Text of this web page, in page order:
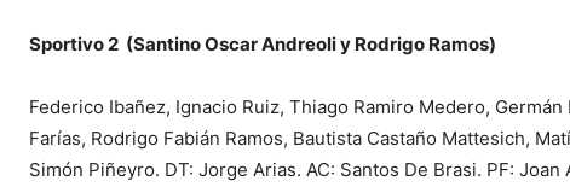
Sportivo 2 (Santino Oscar Andreoli y Rodrigo Ramos)
Federico Ibañez, Ignacio Ruiz, Thiago Ramiro Medero,
Farías, Rodrigo Fabián Ramos, Bautista Castaño Mattesich,
Simón Piñeyro. DT: Jorge Arias. AC: Santos De Brasi. PF: